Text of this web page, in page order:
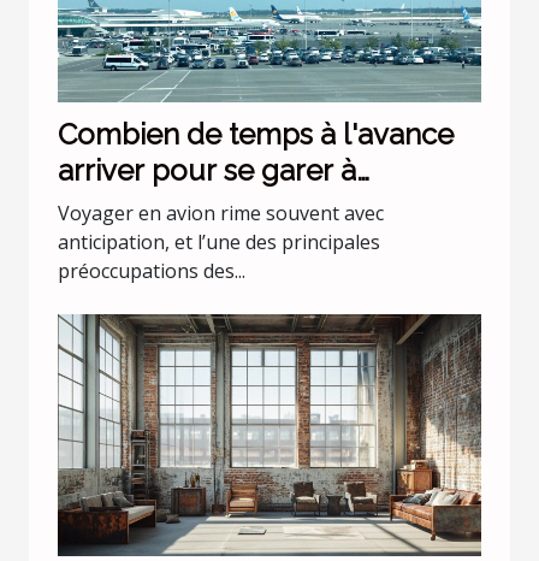
Combien de temps à l'avance
arriver pour se garer à
l'aéroport Lyon Saint Exupéry ?
Voyager en avion rime souvent avec
anticipation, et l’une des principales
préoccupations des...